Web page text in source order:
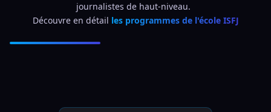
journalistes de haut-niveau.
Découvre en détail les programmes de l'école ISFJ